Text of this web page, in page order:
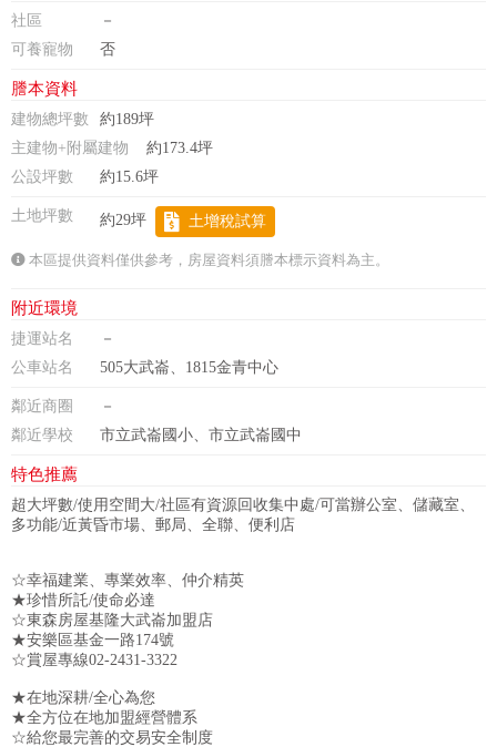
社區
－
可養寵物
否
謄本資料
建物總坪數
約189坪
主建物+附屬建物
約173.4坪
公設坪數
約15.6坪
土地坪數 約29坪 土增稅試算
本區提供資料僅供參考，房屋資料須謄本標示資料為主。
附近環境
捷運站名
－
公車站名
505大武崙、1815金青中心
鄰近商圈
－
鄰近學校
市立武崙國小、市立武崙國中
特色推薦
超大坪數/使用空間大/社區有資源回收集中處/可當辦公室、儲藏室、
多功能/近黃昏市場、郵局、全聯、便利店
☆幸福建業、專業效率、仲介精英
★珍惜所託/使命必達
☆東森房屋基隆大武崙加盟店
★安樂區基金一路174號
☆賞屋專線02-2431-3322
★在地深耕/全心為您
★全方位在地加盟經營體系
☆給您最完善的交易安全制度